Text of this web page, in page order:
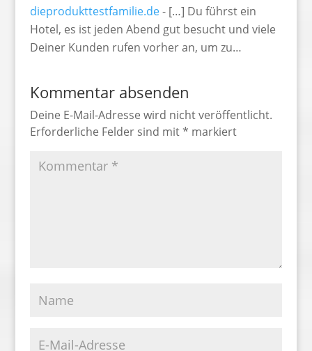
dieprodukttestfamilie.de- […] Du führst ein
Hotel, es ist jeden Abend gut besucht und viele
Deiner Kunden rufen vorher an, um zu…
Kommentar absenden
Deine E-Mail-Adresse wird nicht veröffentlicht.
Erforderliche Felder sind mit* markiert